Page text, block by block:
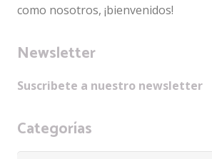
como nosotros, ¡bienvenidos!
Newsletter
Suscribete a nuestro newsletter
Categorías